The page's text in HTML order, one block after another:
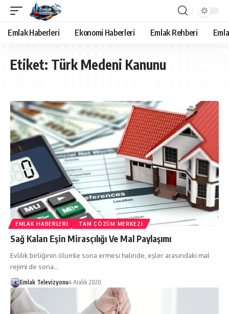
Emlak Haberleri Ekonomi Haberleri Emlak Rehberi
Etiket:Türk Medeni Kanunu
EMLAK HABERLERI TAM ÇÖZÜM MERKEZI
Sağ Kalan Eşin Mirasçılığı Ve Mal Paylaşımı
Evlilik birliğinin ölümle sona ermesi halinde, eşler arasındaki mal
rejimi de sona…
Emlak Televizyonu4 Aralık 2020